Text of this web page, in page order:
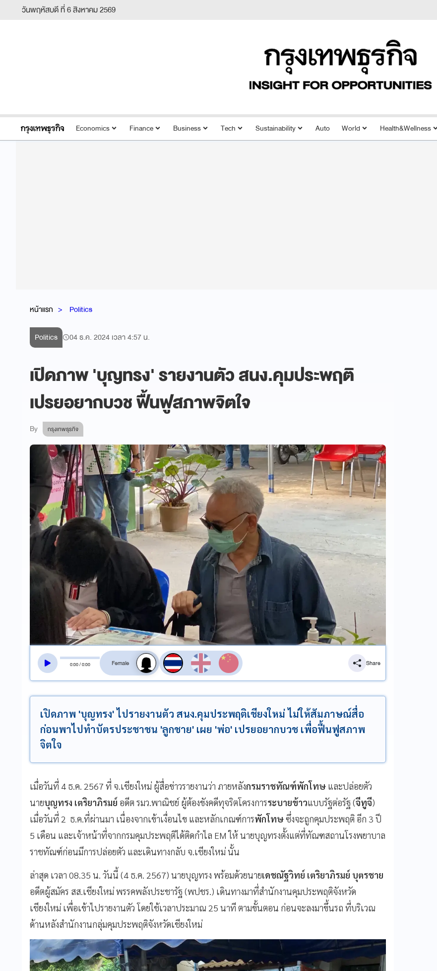
วันพฤหัสบดี ที่ 6 สิงหาคม 2569
Economics Finance Business Tech Sustainability Auto World Health&Wellness
หน้าแรก Politics
Politics 04 ธ.ค. 2024 เวลา 4:57 น.
เปิดภาพ 'บุญทรง' รายงานตัว สนง.คุมประพฤติ
เปรยอยากบวช ฟื้นฟูสภาพจิตใจ
By กรุงเทพธุรกิจ
0:00/0:00
สลับเสียงอ่าน
Share
เปิดภาพ 'บุญทรง' ไปรายงานตัว สนง.คุมประพฤติเชียงใหม่ ไม่ให้สัมภาษณ์สื่อ
ก่อนพาไปทำบัตรประชาชน 'ลูกชาย' เผย 'พ่อ' เปรยอยากบวช เพื่อฟื้นฟูสภาพ
จิตใจ
เมื่อวันที่ 4 ธ.ค. 2567 ที่ จ.เชียงใหม่ ผู้สื่อข่าวรายงานว่า ภายหลังกรมราชทัณฑ์พักโทษ และปล่อยตัว
นายบุญทรง เตริยาภิรมย์ อดีต รมว.พาณิชย์ ผู้ต้องขังคดีทุจริตโครงการระบายข้าวแบบรัฐต่อรัฐ (จีทูจี)
เมื่อวันที่ 2 ธ.ค.ที่ผ่านมา เนื่องจากเข้าเงื่อนไข และหลักเกณฑ์การพักโทษซึ่งจะถูกคุมประพฤติ อีก 3 ปี
5 เดือน และเจ้าหน้าที่จากกรมคุมประพฤติได้ติดกำไล EM ให้ นายบุญทรงตั้งแต่ที่ทัณฑสถานโรงพยาบาล
ราชทัณฑ์ก่อนมีการปล่อยตัว และเดินทางกลับ จ.เชียงใหม่ นั้น
ล่าสุด เวลา 08.35 น. วันนี้ (4 ธ.ค. 2567) นายบุญทรง พร้อมด้วยนายเดชณัฐวิทย์ เตริยาภิรมย์ บุตรชาย
อดีตผู้สมัคร สส.เชียงใหม่ พรรคพลังประชารัฐ (พปชร.) เดินทางมาที่สำนักงานคุมประพฤติจังหวัด
เชียงใหม่ เพื่อเข้าไปรายงานตัว โดยใช้เวลาประมาณ 25 นาที ตามขั้นตอน ก่อนจะลงมาขึ้นรถ ที่บริเวณ
ด้านหลังสำนักงานกลุ่มคุมประพฤติจังหวัดเชียงใหม่